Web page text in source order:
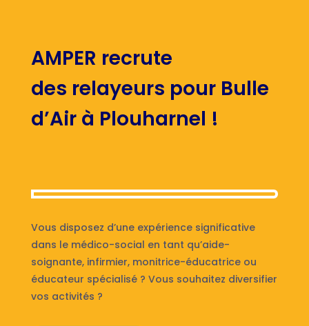
AMPER recrute
des relayeurs pour Bulle
d’Air à Plouharnel !
Vous disposez d’une expérience significative
dans le médico-social en tant qu’aide-
soignante, infirmier, monitrice-éducatrice ou
éducateur spécialisé ? Vous souhaitez diversifier
vos activités ?